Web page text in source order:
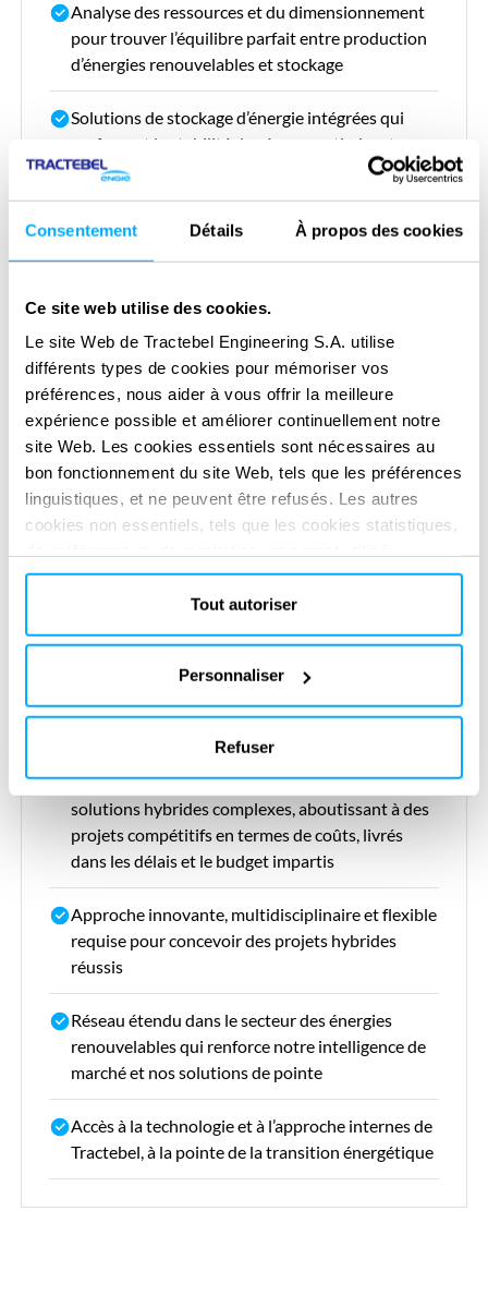
Consentement Détails À propos des cookies
Ce site web utilise des cookies.
Le site Web de Tractebel Engineering S.A. utilise
différents types de cookies pour mémoriser vos
préférences, nous aider à vous offrir la meilleure
expérience possible et améliorer continuellement notre
site Web. Les cookies essentiels sont nécessaires au
bon fonctionnement du site Web, tels que les préférences
linguistiques, et ne peuvent être refusés. Les autres
cookies non essentiels, tels que les cookies statistiques,
qu'après avoir cliqué sur « Accepter tout ». Pour plus
d'informations, veuillez consulter notre politique en
matière de cookies dans la section « À propos » et au
Tout autoriser
Personnaliser
Refuser
Analyse des ressources et du dimensionnement
pour trouver l’équilibre parfait entre production
d’énergies renouvelables et stockage
Solutions de stockage d’énergie intégrées qui
renforcent la stabilité du réseau, optimisent
l’utilisation de l’énergie et assurent une
alimentation de secours
innovante pour fournir des solutions d’eau
potable
Concevoir et mettre en œuvre des systèmes de
l’énergie excédentaire et fournir une alimentation
fiable pendant les pics de demande
Notre valeur ajoutée
Réputation mondiale d’excellence en ingénierie
dans les systèmes éoliens, solaires et de stockage
Expérience avérée dans la réalisation de
solutions hybrides complexes, aboutissant à des
projets compétitifs en termes de coûts, livrés
dans les délais et le budget impartis
Approche innovante, multidisciplinaire et flexible
requise pour concevoir des projets hybrides
réussis
Réseau étendu dans le secteur des énergies
renouvelables qui renforce notre intelligence de
marché et nos solutions de pointe
Accès à la technologie et à l’approche internes de
Tractebel, à la pointe de la transition énergétique